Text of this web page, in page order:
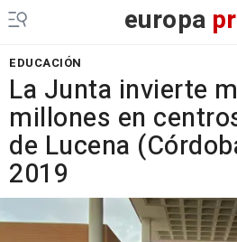
europa
EDUCACIÓN
La Junta invierte
millones en
de Lucena
2019